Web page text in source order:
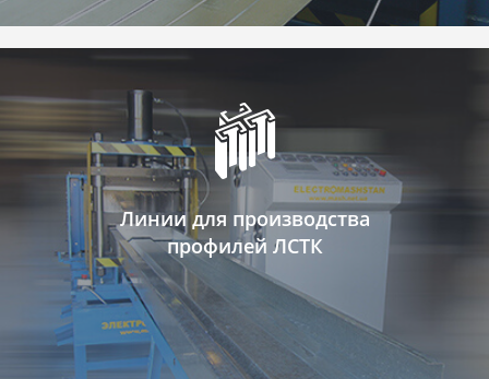
Линии для производства
профилей ЛСТК